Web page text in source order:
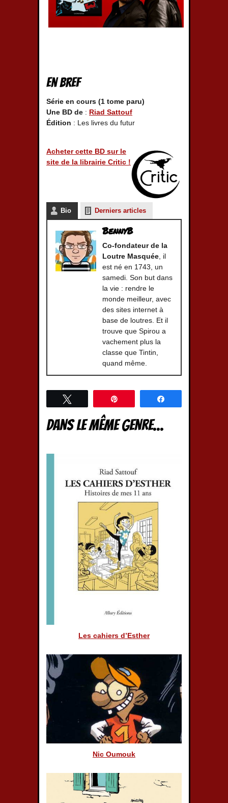
En bref
Série en cours (1 tome paru)
Une BD de : Riad Sattouf
Édition : Les livres du futur
Acheter cette BD sur le
site de la librairie Critic !
Bio Derniers articles
BennyB
Co-fondateur de la
Loutre Masquée, il
est né en 1743, un
samedi. Son but dans
la vie : rendre le
monde meilleur, avec
des sites internet à
base de loutres. Et il
trouve que Spirou a
vachement plus la
classe que Tintin,
quand même.
Dans le même genre...
Les cahiers d’Esther
Nic Oumouk